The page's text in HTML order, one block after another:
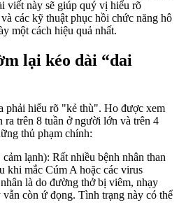
viết này sẽ giúp quý vị hiểu rõ
các kỹ thuật phục hồi chức năng hô
một cách hiệu quả nhất.
lại kéo dài “dai
phải hiểu rõ "kẻ thù". Ho được xem
ra trên 8 tuần ở người lớn và trên 4
thủ phạm chính:
lạnh): Rất nhiều bệnh nhân than
khi mắc Cúm A hoặc các virus
là do đường thở bị viêm, nhạy
còn ứ đọng. Tình trạng này có thể